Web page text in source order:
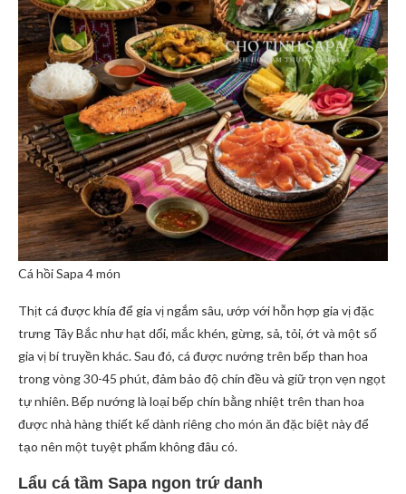
Cá hồi Sapa 4 món
Thịt cá được khía để gia vị ngắm sâu, ướp với hỗn hợp gia vị đặc
trưng Tây Bắc như hạt dổi, mắc khén, gừng, sả, tỏi, ớt và một số
gia vị bí truyền khác. Sau đó, cá được nướng trên bếp than hoa
trong vòng 30-45 phút, đảm bảo độ chín đều và giữ trọn vẹn ngọt
tự nhiên. Bếp nướng là loại bếp chín bằng nhiệt trên than hoa
được nhà hàng thiết kế dành riêng cho món ăn đặc biệt này để
tạo nên một tuyệt phẩm không đâu có.
Lẩu cá tầm Sapa ngon trứ danh